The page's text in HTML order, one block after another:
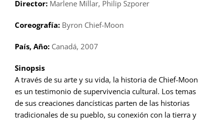
Director:Marlene Millar, Philip Szporer
Coreografía:Byron Chief-Moon
País, Año:Canadá, 2007
Sinopsis
A través de su arte y su vida, la historia de Chief-Moon
es un testimonio de supervivencia cultural. Los temas
de sus creaciones dancísticas parten de las historias
tradicionales de su pueblo, su conexión con la tierra y